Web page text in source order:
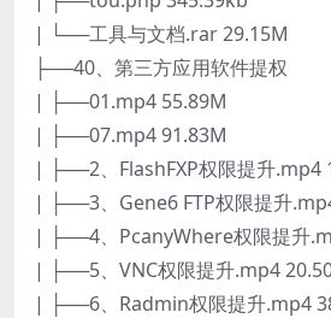
| └──工具与文档.rar 29.15M
├──40、第三方应用软件提权
| ├──01.mp4 55.89M
| ├──07.mp4 91.83M
| ├──2、FlashFXP权限提升.mp4
| ├──3、Gene6 FTP权限提升
| ├──4、PcanyWhere权限提升
| ├──5、VNC权限提升.mp4
| ├──6、Radmin权限提升.mp4